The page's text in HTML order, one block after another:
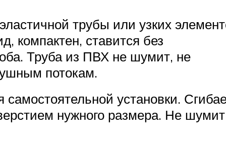
трубы или узких
компактен, ставится без
Труба из ПВХ не шумит, не
потокам.
установки.
нужного размера. Не